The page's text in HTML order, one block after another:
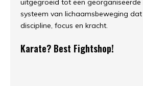
uitgegroeid tot een georganiseerde
systeem van lichaamsbeweging
discipline, focus en kracht.
Karate? Best Fightshop!